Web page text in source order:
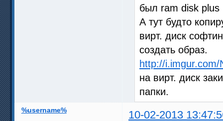
был ram disk plus
А тут будто
вирт. диск
создать образ.
http://i.imgur.com/
на вирт. диск
папки.
%username% 10-02-2013